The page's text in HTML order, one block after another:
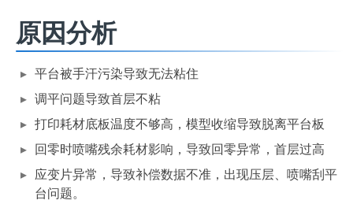
原因分析
平台被手汗污染导致无法粘住
调平问题导致首层不粘
打印耗材底板温度不够高，模型收缩导致脱离平台板
回零时喷嘴残余耗材影响，导致回零异常，首层过高
应变片异常，导致补偿数据不准，出现压层、喷嘴刮平
台问题。